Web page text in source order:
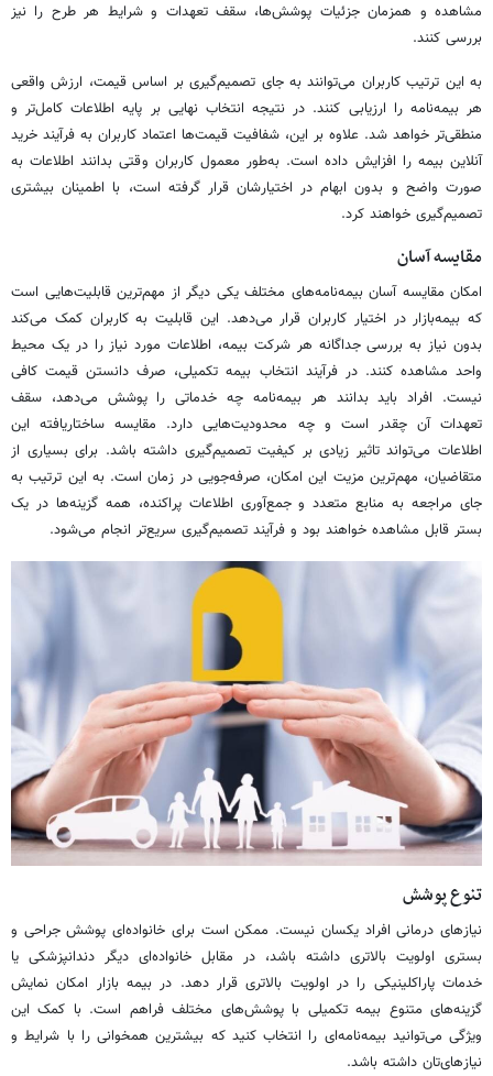
مشاهده و همزمان جزئیات پوشش‌ها، سقف تعهدات و شرایط هر طرح را نیز
بررسی کنند.
به این ترتیب کاربران می‌توانند به جای تصمیم‌گیری بر اساس قیمت، ارزش واقعی
هر بیمه‌نامه را ارزیابی کنند. در نتیجه انتخاب نهایی بر پایه اطلاعات کامل‌تر و
منطقی‌تر خواهد شد. علاوه بر این، شفافیت قیمت‌ها اعتماد کاربران به فرآیند خرید
آنلاین بیمه را افزایش داده است. به‌طور معمول کاربران وقتی بدانند اطلاعات به
صورت واضح و بدون ابهام در اختیارشان قرار گرفته است، با اطمینان بیشتری
تصمیم‌گیری خواهند کرد.
مقایسه آسان
امکان مقایسه آسان بیمه‌نامه‌های مختلف یکی دیگر از مهم‌ترین قابلیت‌هایی است
که بیمه‌بازار در اختیار کاربران قرار می‌دهد. این قابلیت به کاربران کمک می‌کند
بدون نیاز به بررسی جداگانه هر شرکت بیمه، اطلاعات مورد نیاز را در یک محیط
واحد مشاهده کنند. در فرآیند انتخاب بیمه تکمیلی، صرف دانستن قیمت کافی
نیست. افراد باید بدانند هر بیمه‌نامه چه خدماتی را پوشش می‌دهد، سقف
تعهدات آن چقدر است و چه محدودیت‌هایی دارد. مقایسه ساختاریافته این
اطلاعات می‌تواند تاثیر زیادی بر کیفیت تصمیم‌گیری داشته باشد. برای بسیاری از
متقاضیان، مهم‌ترین مزیت این امکان، صرفه‌جویی در زمان است. به این ترتیب به
جای مراجعه به منابع متعدد و جمع‌آوری اطلاعات پراکنده، همه گزینه‌ها در یک
بستر قابل مشاهده خواهند بود و فرآیند تصمیم‌گیری سریع‌تر انجام می‌شود.
تنوع پوشش
نیازهای درمانی افراد یکسان نیست. ممکن است برای خانواده‌ای پوشش جراحی و
بستری اولویت بالاتری داشته باشد، در مقابل خانواده‌ای دیگر دندانپزشکی یا
خدمات پاراکلینیکی را در اولویت بالاتری قرار دهد. در بیمه بازار امکان نمایش
گزینه‌های متنوع بیمه تکمیلی با پوشش‌های مختلف فراهم است. با کمک این
ویژگی می‌توانید بیمه‌نامه‌ای را انتخاب کنید که بیشترین همخوانی را با شرایط و
نیازهای‌تان داشته باشد.